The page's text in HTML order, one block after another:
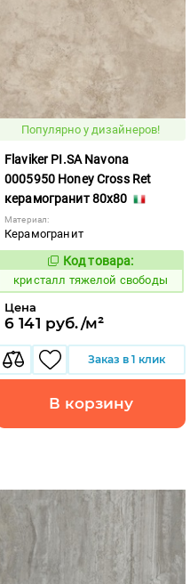
Популярно у дизайнеров!
Flaviker PI.SA Navona
0005950 Honey Cross Ret
керамогранит 80x80
Материал:
Керамогранит
825960
Код товара:
кристалл тяжелой свободы
Цена
6 141 руб./м²
Заказ в 1 клик
В корзину